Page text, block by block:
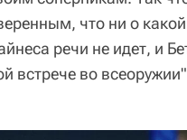
что ни о какой
речи не идет, и
встрече во